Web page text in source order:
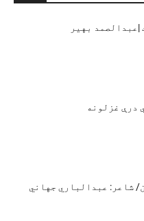
|عبدالصمد بهیر
درې غزلونه
شاعر: عبدالباري جهاني